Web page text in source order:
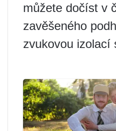
můžete dočíst v
zavěšeného
zvukovou izolací